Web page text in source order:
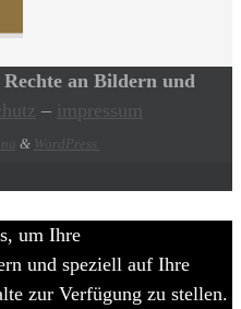
an Bildern und
– impressum
& WordPress.
um Ihre
und speziell auf Ihre
zur Verfügung zu stellen.